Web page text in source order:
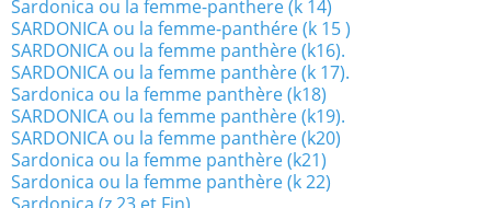
Sardonica ou la femme-panthere (k 14)
SARDONICA ou la femme-panthére (k 15 )
SARDONICA ou la femme panthère (k16).
SARDONICA ou la femme panthère (k 17).
Sardonica ou la femme panthère (k18)
SARDONICA ou la femme panthère (k19).
SARDONICA ou la femme panthère (k20)
Sardonica ou la femme panthère (k21)
Sardonica ou la femme panthère (k 22)